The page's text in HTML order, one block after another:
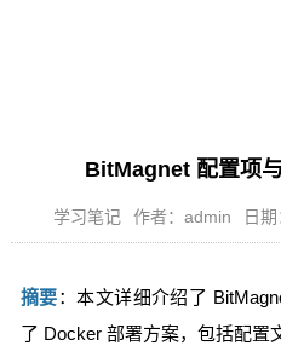
BitMagnet 配置项
学习笔记 作者：admin 日
摘要：本文详细介绍了
了 Docker 部署方案，包括配置